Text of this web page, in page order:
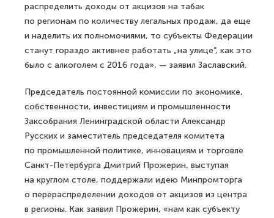
распределить доходы от акцизов на табак
по регионам по количеству легальных продаж, да еще
и наделить их полномочиями, то субъекты Федерации
станут гораздо активнее работать „на улице“, как это
было с алкоголем с 2016 года», — заявил Заславский.
Председатель постоянной комиссии по экономике,
собственности, инвестициям и промышленности
Заксобрания Ленинградской области Александр
Русских и заместитель председателя комитета
по промышленной политике, инновациям и торговле
Санкт-Петербурга Дмитрий Прожерин, выступая
на круглом столе, поддержали идею Минпромторга
о перераспределении доходов от акцизов из центра
в регионы. Как заявил Прожерин, «нам как субъекту